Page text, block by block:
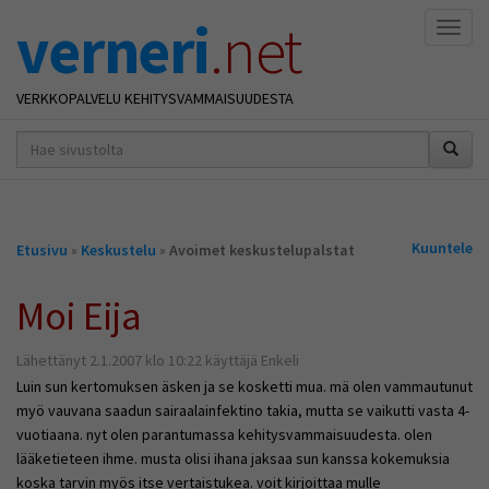
verneri.net
VERKKOPALVELU KEHITYSVAMMAISUUDESTA
hakusana(t)
Olet
Etusivu » Keskustelu » Avoimet keskustelupalstat Kuuntele
Moi Eija
Lähettänyt 2.1.2007 klo 10:22 käyttäjä Enkeli
Luin sun kertomuksen äsken ja se kosketti mua. mä olen vammautunut
myö vauvana saadun sairaalainfektino takia, mutta se vaikutti vasta 4-
vuotiaana. nyt olen parantumassa kehitysvammaisuudesta. olen
lääketieteen ihme. musta olisi ihana jaksaa sun kanssa kokemuksia
koska tarvin myös itse vertaistukea. voit kirjoittaa mulle